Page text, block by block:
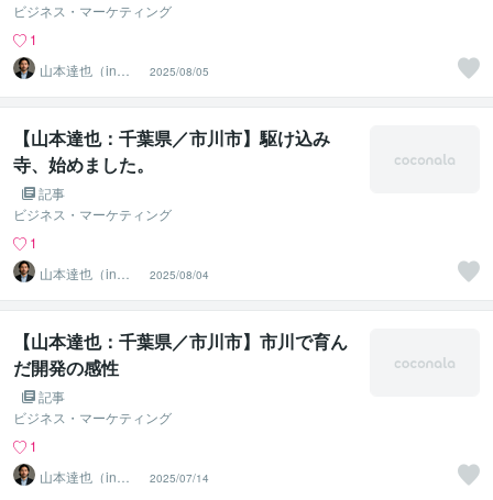
ビジネス・マーケティング
1
山本達也（in千
葉県市川市）
2025/08/05
【山本達也：千葉県／市川市】駆け込み
寺、始めました。
記事
ビジネス・マーケティング
1
山本達也（in千
葉県市川市）
2025/08/04
【山本達也：千葉県／市川市】市川で育ん
だ開発の感性
記事
ビジネス・マーケティング
1
山本達也（in千
葉県市川市）
2025/07/14